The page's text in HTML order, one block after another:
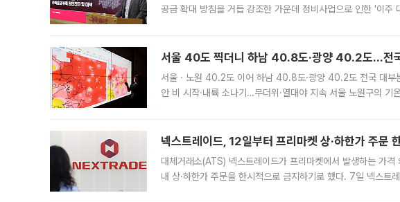
공급 확대 방침을 거듭 강조한 가운데 정비사업으로 인한 '이주
서울 40도 찍더니 하남 40.8도·광양 40.2도…전
서울ㆍ노원 40.2도 이어 하남 40.8도·광양 40.2도 전국 대부
안 비 시작·내륙 소나기…무더위·열대야 지속 서울 노원구의
넥스트레이드, 12일부터 프리마켓 상·하한가 주문
대체거래소(ATS) 넥스트레이드가 프리마켓에서 발생하는 가
내 상·하한가 주문을 한시적으로 금지하기로 했다. 7일 넥스트